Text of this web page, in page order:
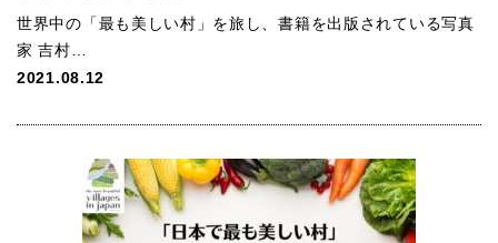
世界中の「最も美しい村」を旅し、書籍を出版されている写真
家 吉村…
2021.08.12